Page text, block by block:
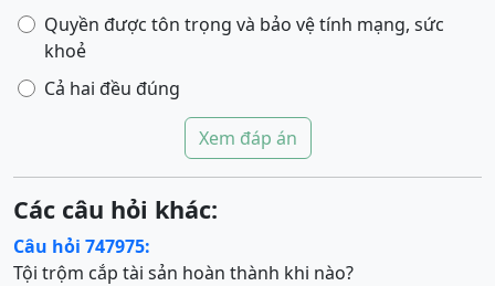
Quyền được tôn trọng và bảo vệ tính mạng, sức
khoẻ
Cả hai đều đúng
Xem đáp án
Các câu hỏi khác:
Câu hỏi 747975:
Tội trộm cắp tài sản hoàn thành khi nào?